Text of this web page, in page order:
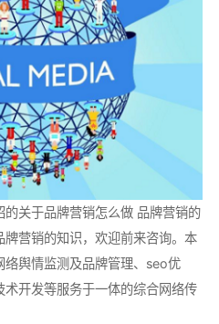
关于品牌营销怎么做 品牌营销的
营销的知识，欢迎前来咨询。本
络舆情监测及品牌管理、seo优
开发等服务于一体的综合网络传